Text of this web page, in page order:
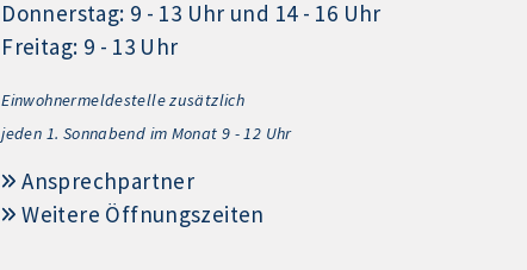
Donnerstag: 9 - 13 Uhr und 14 - 16 Uhr
Freitag: 9 - 13 Uhr
Einwohnermeldestelle zusätzlich
jeden 1. Sonnabend im Monat 9 - 12 Uhr
Ansprechpartner
Weitere Öffnungszeiten